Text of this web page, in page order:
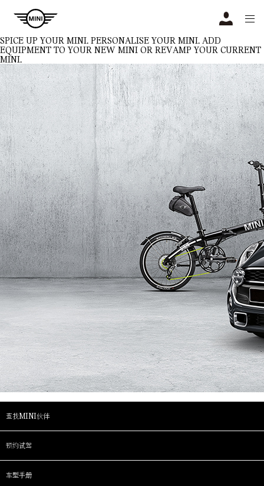
SPICE UP YOUR MINI. PERSONALISE YOUR MINI. ADD
EQUIPMENT TO YOUR NEW MINI OR REVAMP YOUR CURRENT
MINI.
查找MINI伙伴
预约试驾
车型手册